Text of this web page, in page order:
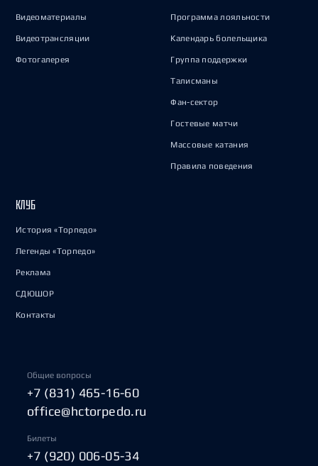
Видеоматериалы
Видеотрансляции
Фотогалерея
Программа лояльности
Календарь болельщика
Группа поддержки
Талисманы
Фан-сектор
Гостевые матчи
Массовые катания
Правила поведения
КЛУБ
История «Торпедо»
Легенды «Торпедо»
Реклама
СДЮШОР
Контакты
Общие вопросы
+7 (831) 465-16-60
office@hctorpedo.ru
Билеты
+7 (920) 006-05-34